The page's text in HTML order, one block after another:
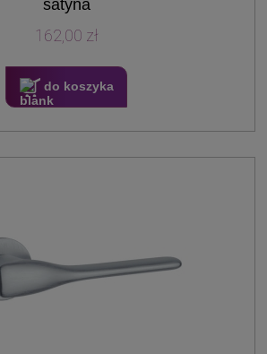
satyna
162,00 zł
do koszyka